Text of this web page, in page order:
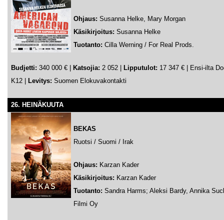
Ohjaus: Susanna Helke, Mary Morgan
Käsikirjoitus: Susanna Helke
Tuotanto: Cilla Werning / For Real Prods.
Budjetti: 340 000 € | Katsojia: 2 052 | Lipputulot: 17 347 € | Ensi-ilta
K12 |
Levitys: Suomen Elokuvakontakti
26. HEINÄKUUTA
BEKAS
Ruotsi / Suomi / Irak
Ohjaus: Karzan Kader
Käsikirjoitus: Karzan Kader
Tuotanto: Sandra Harms; Aleksi Bardy, Annika
Filmi Oy